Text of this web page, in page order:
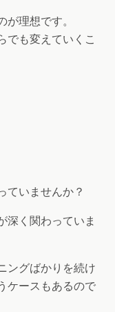
理想です。
でも変えていくこ
ていませんか？
深く関わっていま
ングばかりを続け
ケースもあるので